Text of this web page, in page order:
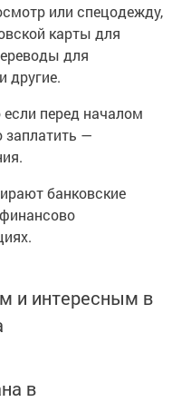
или спецодежду,
карты для
для
другие.
перед началом
заплатить —
банковские
и интересным в
в